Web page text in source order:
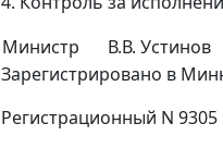
Министр
В.В. Устинов
Зарегистрировано в
Регистрационный N 9305